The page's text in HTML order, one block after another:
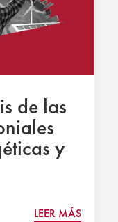
de las
y
LEER MÁS